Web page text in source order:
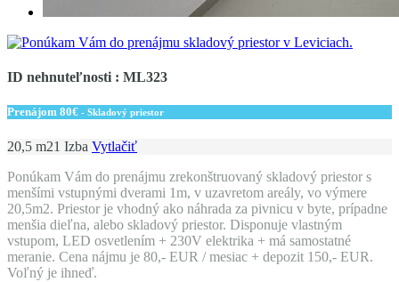
ID nehnuteľnosti : ML323
Prenájom 80€ - Skladový priestor
20,5 m21 Izba Vytlačiť
Ponúkam Vám do prenájmu zrekonštruovaný skladový priestor s
menšími vstupnými dverami 1m, v uzavretom areály, vo výmere
20,5m2. Priestor je vhodný ako náhrada za pivnicu v byte, prípadne
menšia dieľna, alebo skladový priestor. Disponuje vlastným
vstupom, LED osvetlením + 230V elektrika + má samostatné
meranie. Cena nájmu je 80,- EUR / mesiac + depozit 150,- EUR.
Voľný je ihneď.